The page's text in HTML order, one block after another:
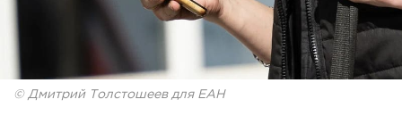
© Дмитрий Толстошеев для ЕАН